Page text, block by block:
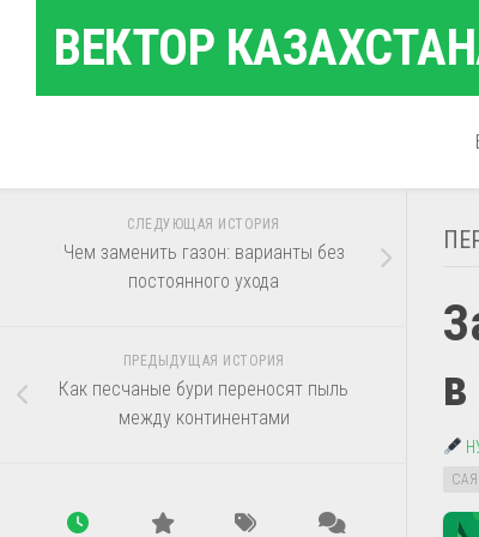
содержаниюВЕКТОР
СЛЕДУЮЩАЯ ИСТОРИЯ
Чем заменить газон: варианты без
постоянного ухода
ПРЕДЫДУЩАЯ ИСТОРИЯ
Как песчаные бури переносят пыль
между континентами